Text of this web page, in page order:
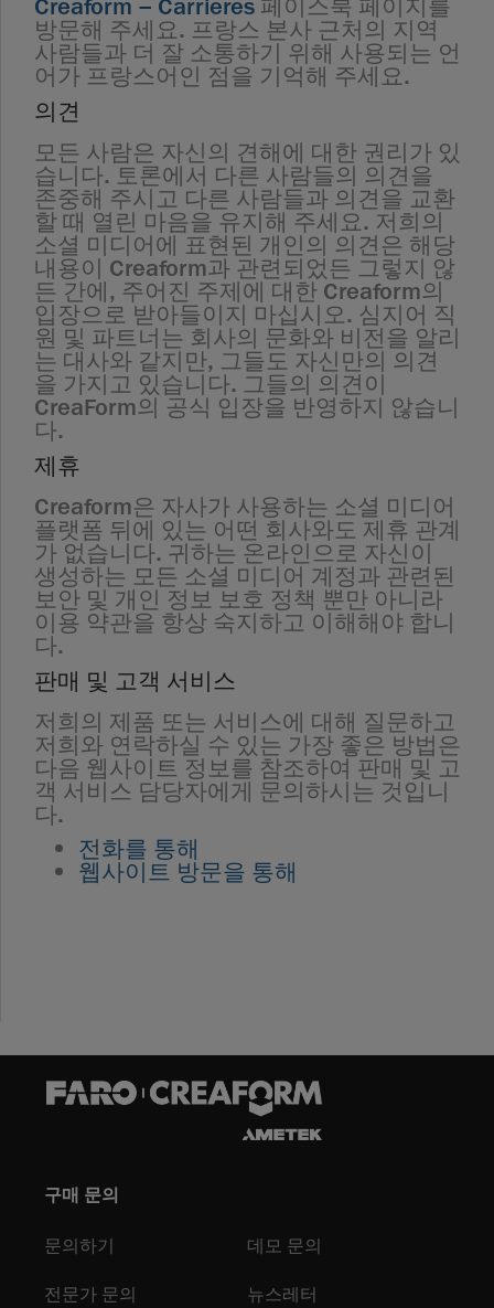
Creaform – Carrières 페이스북 페이지를
방문해 주세요. 프랑스 본사 근처의 지역
사람들과 더 잘 소통하기 위해 사용되는 언
어가 프랑스어인 점을 기억해 주세요.
의견
모든 사람은 자신의 견해에 대한 권리가 있
습니다. 토론에서 다른 사람들의 의견을
존중해 주시고 다른 사람들과 의견을 교환
할 때 열린 마음을 유지해 주세요. 저희의
소셜 미디어에 표현된 개인의 의견은 해당
내용이 Creaform과 관련되었든 그렇지 않
든 간에, 주어진 주제에 대한 Creaform의
입장으로 받아들이지 마십시오. 심지어 직
원 및 파트너는 회사의 문화와 비전을 알리
는 대사와 같지만, 그들도 자신만의 의견
을 가지고 있습니다. 그들의 의견이
CreaForm의 공식 입장을 반영하지 않습니
다.
제휴
Creaform은 자사가 사용하는 소셜 미디어
플랫폼 뒤에 있는 어떤 회사와도 제휴 관계
가 없습니다. 귀하는 온라인으로 자신이
생성하는 모든 소셜 미디어 계정과 관련된
보안 및 개인 정보 보호 정책 뿐만 아니라
이용 약관을 항상 숙지하고 이해해야 합니
다.
판매 및 고객 서비스
저희의 제품 또는 서비스에 대해 질문하고
저희와 연락하실 수 있는 가장 좋은 방법은
다음 웹사이트 정보를 참조하여 판매 및 고
객 서비스 담당자에게 문의하시는 것입니
다.
전화를 통해
웹사이트 방문을 통해
구매 문의
문의하기 데모 문의
전문가 문의 뉴스레터